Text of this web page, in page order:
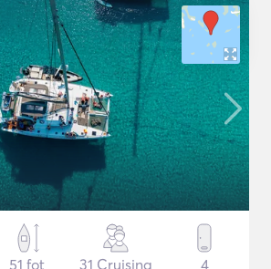
51 fot
31 Cruising 4